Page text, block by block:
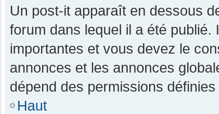
Un post-it apparaît en dessous
forum dans lequel il a été
importantes et vous devez le
annonces et les annonces
dépend des permissions définies
Haut